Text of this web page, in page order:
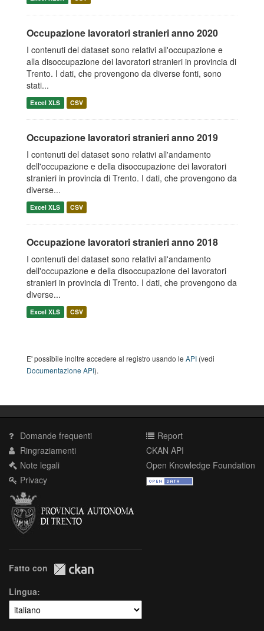
Occupazione lavoratori stranieri anno 2020
I contenuti del dataset sono relativi all'occupazione e
alla disoccupazione dei lavoratori stranieri in provincia di
Trento. I dati, che provengono da diverse fonti, sono
stati...
Excel XLS CSV
Occupazione lavoratori stranieri anno 2019
I contenuti del dataset sono relativi all'andamento
dell'occupazione e della disoccupazione dei lavoratori
stranieri in provincia di Trento. I dati, che provengono da
diverse...
Excel XLS CSV
Occupazione lavoratori stranieri anno 2018
I contenuti del dataset sono relativi all'andamento
dell'occupazione e della disoccupazione dei lavoratori
stranieri in provincia di Trento. I dati, che provengono da
diverse...
Excel XLS CSV
E' possibile inoltre accedere al registro usando le API (vedi
Documentazione API).
Domande frequenti
Ringraziamenti
Note legali
Privacy
Report
CKAN API
Open Knowledge Foundation
Fatto con
Lingua